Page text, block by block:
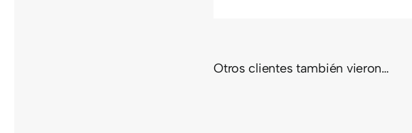
Otros clientes también vieron…